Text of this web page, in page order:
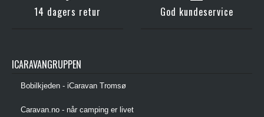
14 dagers retur God kundeservice
ICARAVANGRUPPEN
Bobilkjeden - iCaravan Tromsø
Caravan.no - når camping er livet